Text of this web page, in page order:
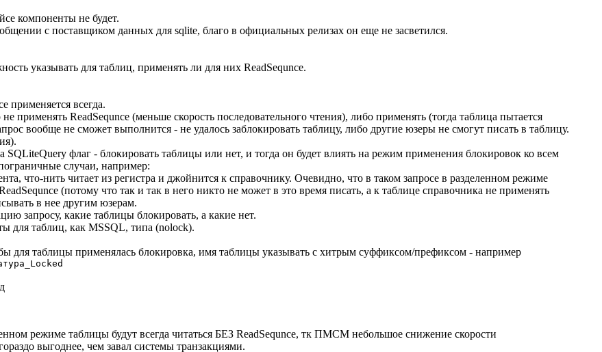
компоненты не будет.
с поставщиком данных для sqlite, благо в официальных релизах он еще не засветился.
указывать для таблиц, применять ли для них ReadSequnce.
применяется всегда.
применять ReadSequnce (меньше скорость последовательного чтения), либо применять (тогда таблица пытается
вообще не сможет выполнится - не удалось заблокировать таблицу, либо другие юзеры не смогут писать в таблицу.
SQLiteQuery флаг - блокировать таблицы или нет, и тогда он будет влиять на режим применения блокировок ко всем
случаи, например:
что-нить читает из регистра и джойнится к справочнику. Очевидно, что в таком запросе в разделенном режиме
(потому что так и так в него никто не может в это время писать, а к таблице справочника не применять
в нее другим юзерам.
запросу, какие таблицы блокировать, а какие нет.
для таблиц, как MSSQL, типа (nolock).
для таблицы применялась блокировка, имя таблицы указывать с хитрым суффиксом/префиксом - например
режиме таблицы будут всегда читаться БЕЗ ReadSequnce, тк ПМСМ небольшое снижение скорости
выгоднее, чем завал системы транзакциями.